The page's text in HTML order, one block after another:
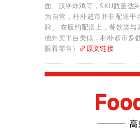
面、汉堡炸鸡等，SKU数量达
为自营，朴朴超市并非配送平
牌。 在履约配送上，餐饮类
他外卖平台类似，朴朴超市多
眼看零售）
原文链接